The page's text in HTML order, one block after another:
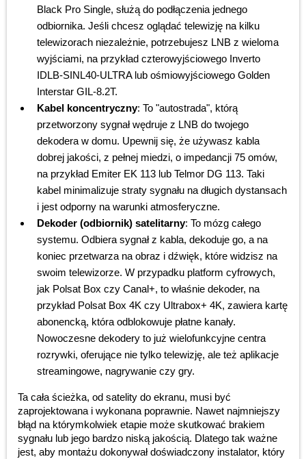
Black Pro Single, służą do podłączenia jednego
odbiornika. Jeśli chcesz oglądać telewizję na kilku
telewizorach niezależnie, potrzebujesz LNB z wieloma
wyjściami, na przykład czterowyjściowego Inverto
IDLB-SINL40-ULTRA lub ośmiowyjściowego Golden
Interstar GIL-8.2T.
Kabel koncentryczny: To "autostrada", którą
przetworzony sygnał wędruje z LNB do twojego
dekodera w domu. Upewnij się, że używasz kabla
dobrej jakości, z pełnej miedzi, o impedancji 75 omów,
na przykład Emiter EK 113 lub Telmor DG 113. Taki
kabel minimalizuje straty sygnału na długich dystansach
i jest odporny na warunki atmosferyczne.
Dekoder (odbiornik) satelitarny: To mózg całego
systemu. Odbiera sygnał z kabla, dekoduje go, a na
koniec przetwarza na obraz i dźwięk, które widzisz na
swoim telewizorze. W przypadku platform cyfrowych,
jak Polsat Box czy Canal+, to właśnie dekoder, na
przykład Polsat Box 4K czy Ultrabox+ 4K, zawiera kartę
abonencką, która odblokowuje płatne kanały.
Nowoczesne dekodery to już wielofunkcyjne centra
rozrywki, oferujące nie tylko telewizję, ale też aplikacje
streamingowe, nagrywanie czy gry.
Ta cała ścieżka, od satelity do ekranu, musi być
zaprojektowana i wykonana poprawnie. Nawet najmniejszy
błąd na którymkolwiek etapie może skutkować brakiem
sygnału lub jego bardzo niską jakością. Dlatego tak ważne
jest, aby montażu dokonywał doświadczony instalator, który